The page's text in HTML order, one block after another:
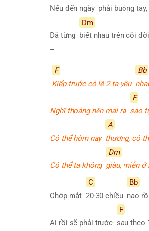
Nếu đến ngày phải buông
Đã từng
Dm
biết nhau trên cõi đời
–
F
Kiếp trước có lẽ 2 ta yêu
Bb
Nghĩ thoáng nên mai ra
F
sao
Có thể hôm nay
A
thương, có
Có thể ta không
Dm
giàu, miễn ở
Chớp mắt
C
20-30 chiều
Bb
nao
Ai rồi sẽ phải trước
F
sau theo